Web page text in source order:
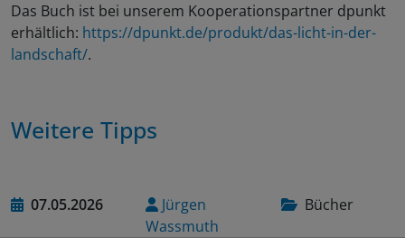
Das Buch ist bei unserem Kooperationspartner dpunkt
erhältlich: https://dpunkt.de/produkt/das-licht-in-der-
landschaft/.
Weitere Tipps
07.05.2026
Jürgen
Wassmuth
Bücher